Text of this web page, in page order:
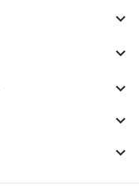




